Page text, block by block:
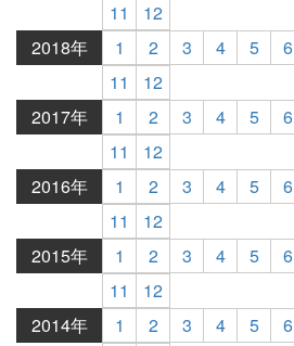
11
12
2018年
1 2 3 4 5 6
11
12
2017年
1 2 3 4 5 6
11
12
2016年
1 2 3 4 5 6
11
12
2015年
1 2 3 4 5 6
11
12
2014年
1 2 3 4 5 6